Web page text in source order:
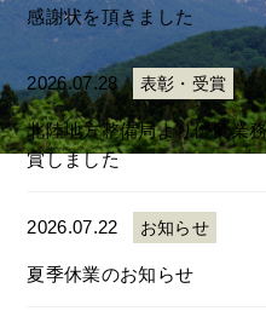
詳細
詳細
感謝状を頂きました
2026.07.28 表彰・受賞
北陸地方整備局より優良業
賞しました
2026.07.22 お知らせ
夏季休業のお知らせ